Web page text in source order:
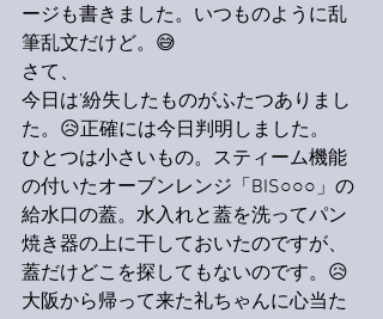
ージも書きました。いつものように乱
筆乱文だけど。😅
さて、
今日は’紛失したものがふたつありまし
た。😥正確には今日判明しました。
ひとつは小さいもの。スティーム機能
の付いたオーブンレンジ「BIS○○○」の
給水口の蓋。水入れと蓋を洗ってパン
焼き器の上に干しておいたのですが、
蓋だけどこを探してもないのです。😥
大阪から帰って来た礼ちゃんに心当た